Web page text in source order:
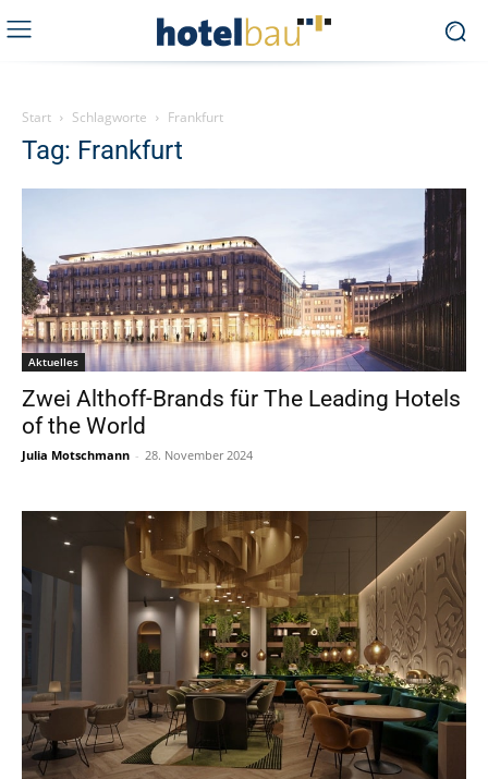
Start Schlagworte Frankfurt
Tag: Frankfurt
Aktuelles
Zwei Althoff-Brands für The Leading Hotels
of the World
Julia Motschmann - 28. November 2024